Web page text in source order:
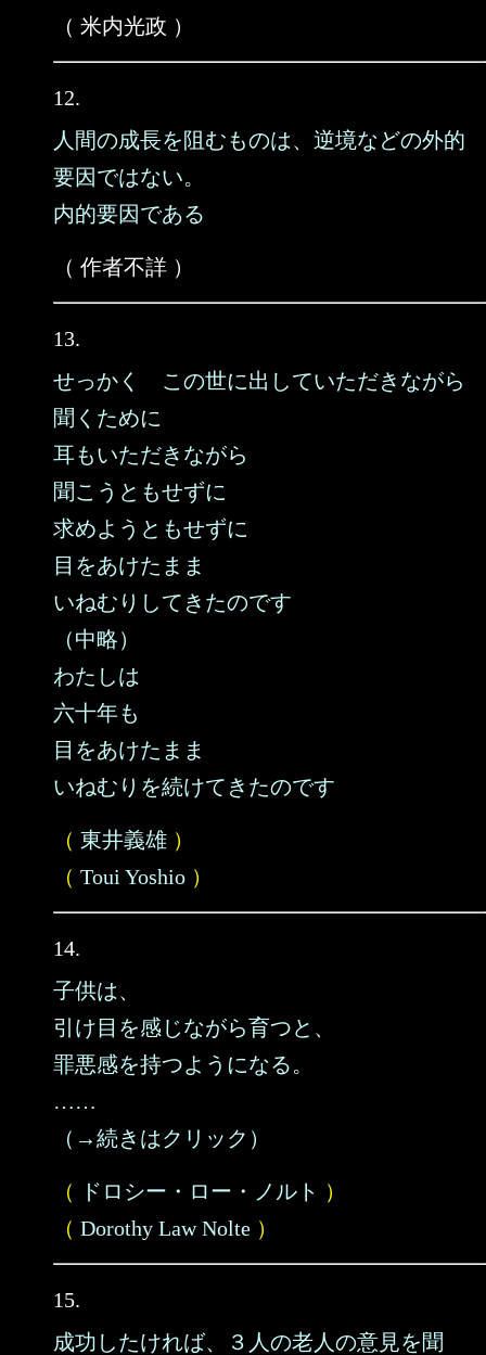
（ 米内光政 ）
12.
人間の成長を阻むものは、逆境などの外的
要因ではない。
内的要因である
（ 作者不詳 ）
13.
せっかく この世に出していただきながら
聞くために
耳もいただきながら
聞こうともせずに
求めようともせずに
目をあけたまま
いねむりしてきたのです
（中略）
わたしは
六十年も
目をあけたまま
いねむりを続けてきたのです
（ 東井義雄 ）
（ Toui Yoshio ）
14.
子供は、
引け目を感じながら育つと、
罪悪感を持つようになる。
……
（→続きはクリック）
（ ドロシー・ロー・ノルト ）
（ Dorothy Law Nolte ）
15.
成功したければ、３人の老人の意見を聞